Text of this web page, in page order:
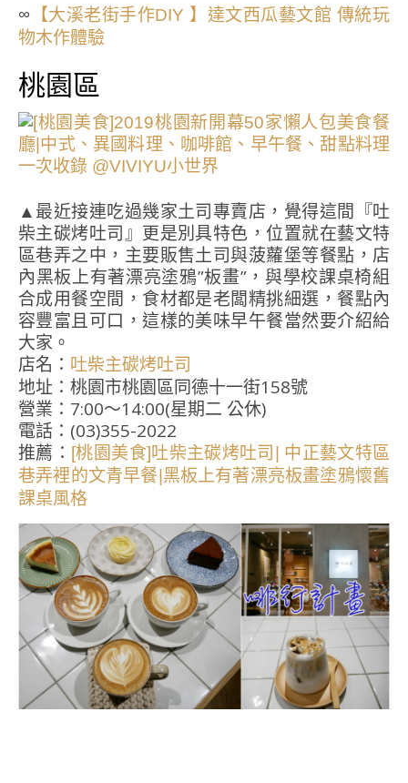
∞ 【大溪老街手作DIY 】達文西瓜藝文館 傳統玩
物木作體驗
桃園區
▲最近接連吃過幾家土司專賣店，覺得這間『吐
柴主碳烤吐司』更是別具特色，位置就在藝文特
區巷弄之中，主要販售土司與菠蘿堡等餐點，店
內黑板上有著漂亮塗鴉”板畫”，與學校課桌椅組
合成用餐空間，食材都是老闆精挑細選，餐點內
容豐富且可口，這樣的美味早午餐當然要介紹給
大家。
店名： 吐柴主碳烤吐司
地址：桃園市桃園區同德十一街158號
營業：7:00～14:00(星期二 公休)
電話：(03)355-2022
推薦： [桃園美食]吐柴主碳烤吐司| 中正藝文特區
巷弄裡的文青早餐|黑板上有著漂亮板畫塗鴉懷舊
課桌風格